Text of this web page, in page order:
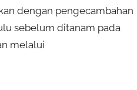
dengan pengecambahan
sebelum ditanam pada
melalui